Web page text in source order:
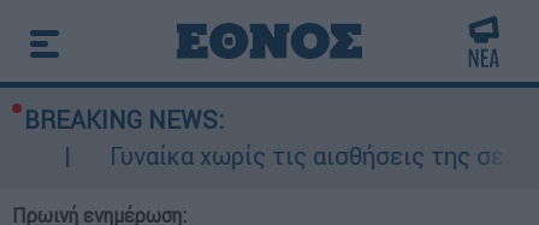
BREAKING NEWS:
χωρίς τις αισθήσεις της σε ακάλυπτο
Πρωινή ενημέρωση: